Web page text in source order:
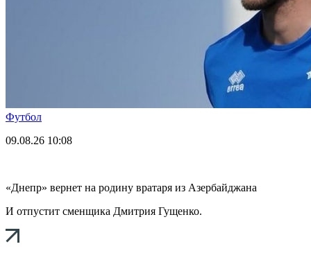
Футбол
09.08.26 10:08
«Днепр» вернет на родину вратаря из Азербайджана
И отпустит сменщика Дмитрия Гущенко.